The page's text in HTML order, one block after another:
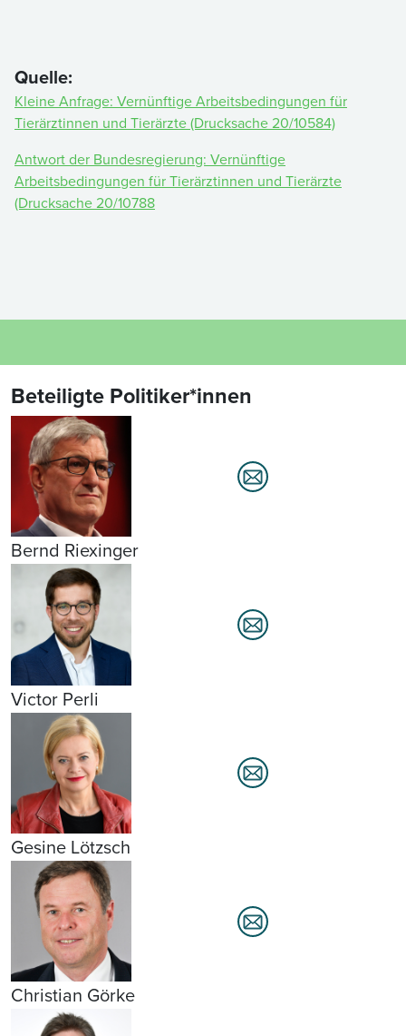
Quelle:
Kleine Anfrage: Vernünftige Arbeitsbedingungen für
Tierärztinnen und Tierärzte (Drucksache 20/10584)
Antwort der Bundesregierung: Vernünftige
Arbeitsbedingungen für Tierärztinnen und Tierärzte
(Drucksache 20/10788
Beteiligte Politiker*innen
Bernd Riexinger
Victor Perli
Gesine Lötzsch
Christian Görke